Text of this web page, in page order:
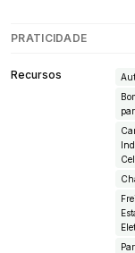
PRATICIDADE
Recursos